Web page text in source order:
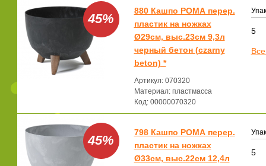
45%
880 Кашпо РОМА перер.
пластик на ножках
Ø29см, выс.23см 9,3л
черный бетон (czarny
beton) *
Артикул: 070320
Материал: пластмасса
Код: 00000070320
5
45%
798 Кашпо РОМА перер.
пластик на ножках
Ø33см, выс.22см 12,4л
5